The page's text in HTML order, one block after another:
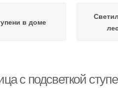
в доме
с подсветкой